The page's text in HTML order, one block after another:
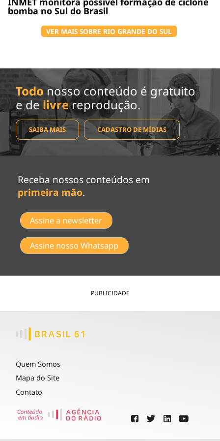
bomba no Sul do Brasil
VER MAIS SOBRE RIO GRANDE DO SUL
Todo nosso conteúdo é gratuito
e de livrereprodução.
SAIBA MAIS CADASTRO DE MÍDIAS
Receba nossos conteúdos em
primeira mão.
Assine a newsletter
Assine nosso Whatsapp
PUBLICIDADE
Quem Somos
Mapa do Site
Contato